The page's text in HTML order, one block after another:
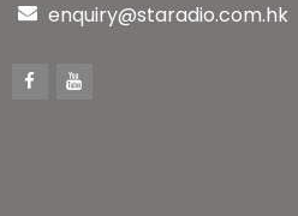
enquiry@staradio.com.hk